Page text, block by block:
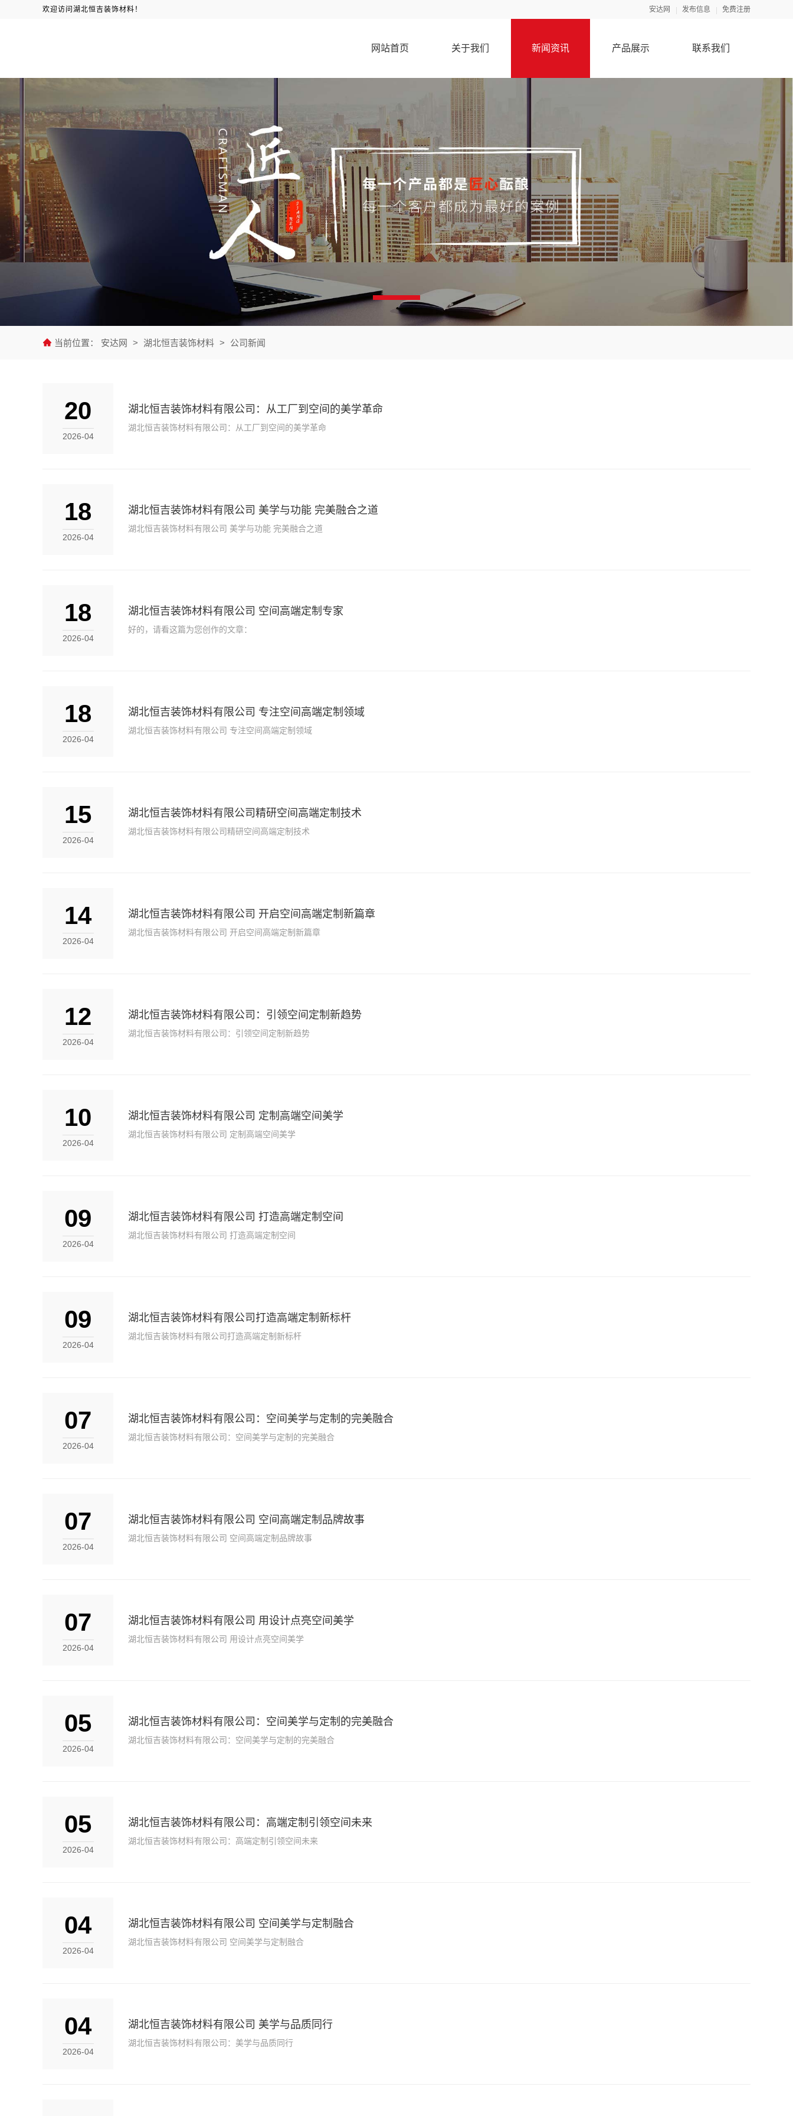
欢迎访问湖北恒吉装饰材料！ 安达网 发布信息 免费注册
网站首页 关于我们 新闻资讯 产品展示 联系我们
当前位置： 安达网 > 湖北恒吉装饰材料 > 公司新闻
20
2026-04
湖北恒吉装饰材料有限公司：从工厂到空间的美学革命
湖北恒吉装饰材料有限公司：从工厂到空间的美学革命
18
2026-04
湖北恒吉装饰材料有限公司 美学与功能 完美融合之道
湖北恒吉装饰材料有限公司 美学与功能 完美融合之道
18
2026-04
湖北恒吉装饰材料有限公司 空间高端定制专家
好的，请看这篇为您创作的文章：
18
2026-04
湖北恒吉装饰材料有限公司 专注空间高端定制领域
湖北恒吉装饰材料有限公司 专注空间高端定制领域
15
2026-04
湖北恒吉装饰材料有限公司精研空间高端定制技术
湖北恒吉装饰材料有限公司精研空间高端定制技术
14
2026-04
湖北恒吉装饰材料有限公司 开启空间高端定制新篇章
湖北恒吉装饰材料有限公司 开启空间高端定制新篇章
12
2026-04
湖北恒吉装饰材料有限公司：引领空间定制新趋势
湖北恒吉装饰材料有限公司：引领空间定制新趋势
10
2026-04
湖北恒吉装饰材料有限公司 定制高端空间美学
湖北恒吉装饰材料有限公司 定制高端空间美学
09
2026-04
湖北恒吉装饰材料有限公司 打造高端定制空间
湖北恒吉装饰材料有限公司 打造高端定制空间
09
2026-04
湖北恒吉装饰材料有限公司打造高端定制新标杆
湖北恒吉装饰材料有限公司打造高端定制新标杆
07
2026-04
湖北恒吉装饰材料有限公司：空间美学与定制的完美融合
湖北恒吉装饰材料有限公司：空间美学与定制的完美融合
07
2026-04
湖北恒吉装饰材料有限公司 空间高端定制品牌故事
湖北恒吉装饰材料有限公司 空间高端定制品牌故事
07
2026-04
湖北恒吉装饰材料有限公司 用设计点亮空间美学
湖北恒吉装饰材料有限公司 用设计点亮空间美学
05
2026-04
湖北恒吉装饰材料有限公司：空间美学与定制的完美融合
湖北恒吉装饰材料有限公司：空间美学与定制的完美融合
05
2026-04
湖北恒吉装饰材料有限公司：高端定制引领空间未来
湖北恒吉装饰材料有限公司：高端定制引领空间未来
04
2026-04
湖北恒吉装饰材料有限公司 空间美学与定制融合
湖北恒吉装饰材料有限公司 空间美学与定制融合
04
2026-04
湖北恒吉装饰材料有限公司 美学与品质同行
湖北恒吉装饰材料有限公司：美学与品质同行